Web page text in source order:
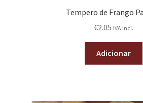
Tempero de Frango
€2.05 IVA incl.
Adicionar